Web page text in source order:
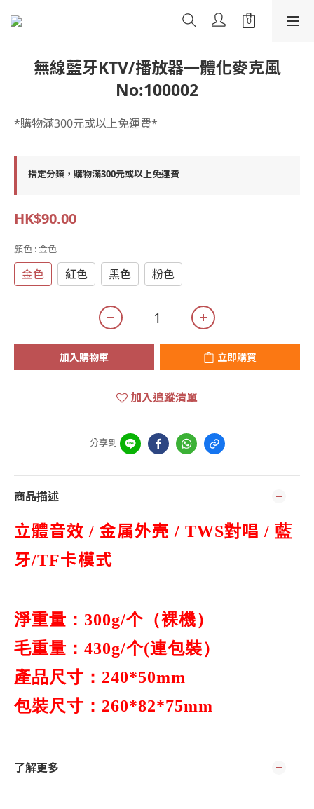
無線藍牙KTV/播放器一體化麥克風
No:100002
*購物滿300元或以上免運費*
指定分類，購物滿300元或以上免運費
HK$90.00
顏色 : 金色
金色 紅色 黑色 粉色
加入購物車 立即購買
加入追蹤清單
分享到
商品描述
立體音效 / 金属外壳 / TWS對唱 / 藍
牙/TF卡模式
淨重量： 300g/个（裸機）
毛重量： 430g/个(連包裝）
產品尺寸： 240*50mm
包裝尺寸： 260*82*75mm
了解更多